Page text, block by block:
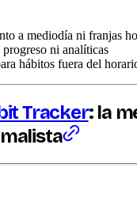
a mediodía ni franjas
progreso ni analíticas
hábitos fuera del
Tracker: la